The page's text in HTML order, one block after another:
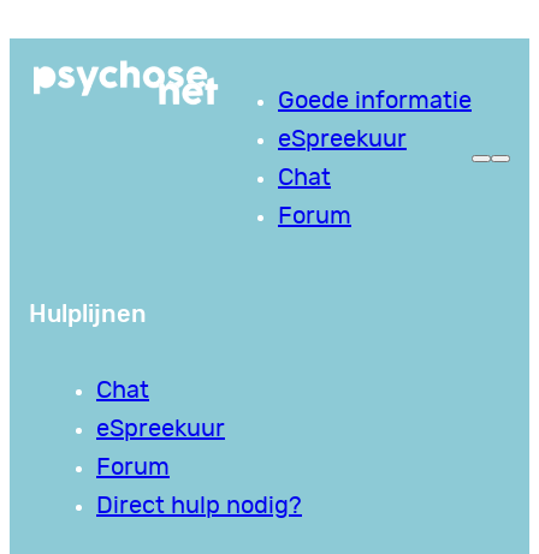
naar
Goede informatie
eSpreekuur
Chat
Forum
Hulplijnen
Chat
eSpreekuur
Forum
Direct hulp nodig?